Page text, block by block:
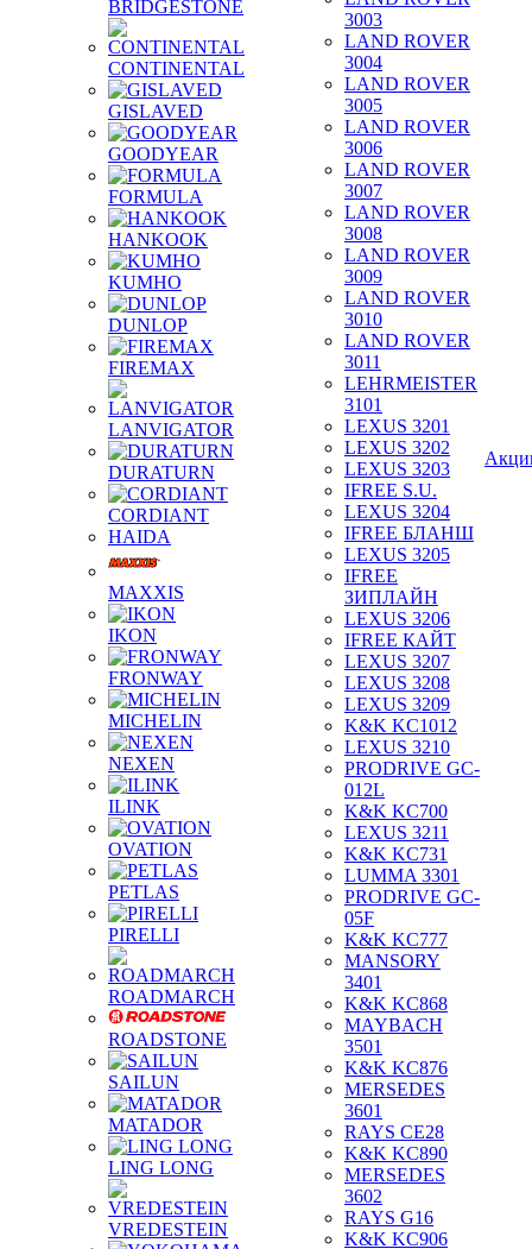
BRIDGESTONE
CONTINENTAL
GISLAVED
GOODYEAR
FORMULA
HANKOOK
KUMHO
DUNLOP
FIREMAX
LANVIGATOR
DURATURN
CORDIANT
HAIDA
MAXXIS
IKON
FRONWAY
MICHELIN
NEXEN
ILINK
OVATION
PETLAS
PIRELLI
ROADMARCH
ROADSTONE
SAILUN
MATADOR
LING LONG
VREDESTEIN
3003
LAND ROVER
3004
LAND ROVER
3005
LAND ROVER
3006
LAND ROVER
3007
LAND ROVER
3008
LAND ROVER
3009
LAND ROVER
3010
LAND ROVER
3011
LEHRMEISTER
3101
LEXUS 3201
LEXUS 3202
LEXUS 3203
IFREE S.U.
LEXUS 3204
IFREE БЛАНШ
LEXUS 3205
IFREE
ЗИПЛАЙН
LEXUS 3206
IFREE КАЙТ
LEXUS 3207
LEXUS 3208
LEXUS 3209
K&K KC1012
LEXUS 3210
PRODRIVE GC-
012L
K&K KC700
LEXUS 3211
K&K KC731
LUMMA 3301
PRODRIVE GC-
05F
K&K KC777
MANSORY
3401
K&K KC868
MAYBACH
3501
K&K KC876
MERSEDES
3601
RAYS CE28
K&K KC890
MERSEDES
3602
RAYS G16
K&K KC906